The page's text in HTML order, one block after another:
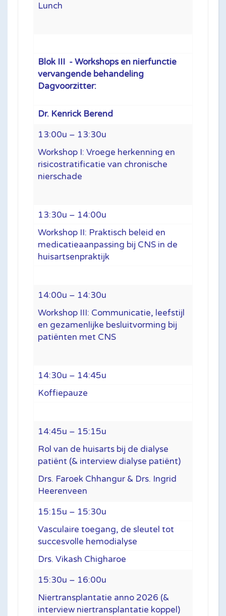
Lunch
Blok III -Workshops en nierfunctie
vervangende behandeling
Dagvoorzitter:
Dr. Kenrick Berend
13:00u – 13:30u
Workshop I: Vroege herkenning en
risicostratificatie van chronische
nierschade
13:30u – 14:00u
Workshop II: Praktisch beleid en
medicatieaanpassing bij CNS in de
huisartsenpraktijk
14:00u – 14:30u
Workshop III: Communicatie, leefstijl
en gezamenlijke besluitvorming bij
patiënten met CNS
14:30u – 14:45u
Koffiepauze
14:45u – 15:15u
Rol van de huisarts bij de dialyse
patiënt (& interview dialyse patiënt)
Drs. Faroek Chhangur & Drs. Ingrid
Heerenveen
15:15u – 15:30u
Vasculaire toegang, de sleutel tot
succesvolle hemodialyse
Drs. Vikash Chigharoe
15:30u – 16:00u
Niertransplantatie anno 2026 (&
interview niertransplantatie koppel)